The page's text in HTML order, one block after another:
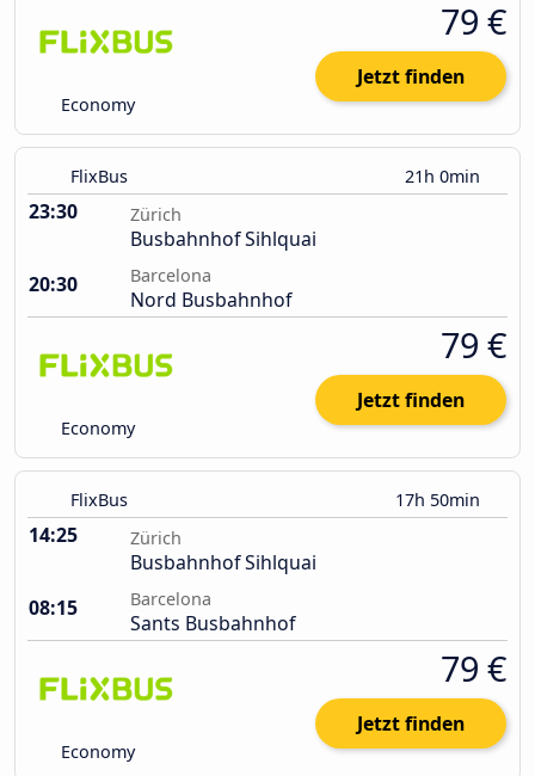
Economy
79 €
Jetzt finden
FlixBus 21h 0min
23:30 Zürich
Busbahnhof Sihlquai
20:30
Barcelona
Nord Busbahnhof
Economy
79 €
Jetzt finden
FlixBus 17h 50min
14:25 Zürich
Busbahnhof Sihlquai
08:15
Barcelona
Sants Busbahnhof
Economy
79 €
Jetzt finden